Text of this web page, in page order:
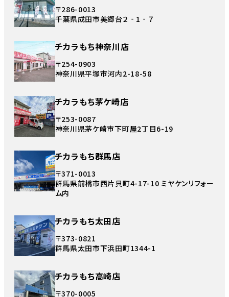
〒286-0013
千葉県成田市美郷台２‐1‐７
チカラもち神奈川店
〒254-0903
神奈川県平塚市河内2-18-58
チカラもち茅ケ崎店
〒253-0087
神奈川県茅ケ崎市下町屋2丁目6-19
チカラもち群馬店
〒371-0013
群馬県前橋市西片貝町4-17-10 ミヤケンリフォー
ム内
チカラもち太田店
〒373-0821
群馬県太田市下浜田町1344-1
チカラもち高崎店
〒370-0005